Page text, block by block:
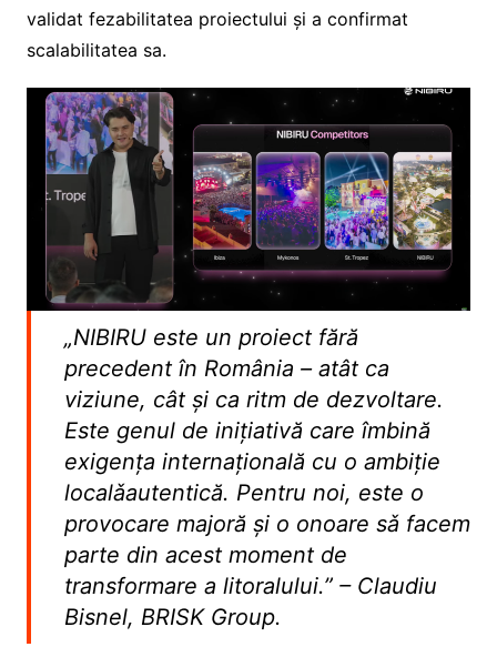
validat fezabilitatea proiectului și a confirmat
scalabilitatea sa.
„NIBIRU este un proiect fără
precedent în România – atât ca
viziune, cât și ca ritm de dezvoltare.
Este genul de inițiativă care îmbină
exigența internațională cu o ambiție
localǎautentică. Pentru noi, este o
provocare majoră și o onoare sǎ facem
parte din acest moment de
transformare a litoralului.” – Claudiu
Bisnel, BRISK Group.